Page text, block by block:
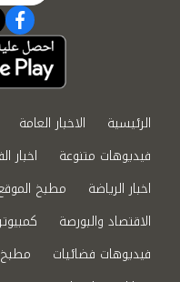
الرئيسية الاخبار العامة
فيديوهات متنوعة
اخبار
اخبار الرياضة
مطبخ
الاقتصاد والبورصة
فيديوهات فضائيات